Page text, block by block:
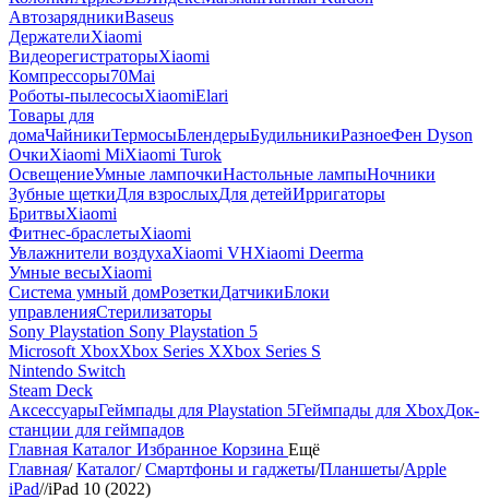
АвтозарядникиBaseus
ДержателиXiaomi
ВидеорегистраторыXiaomi
Компрессоры70Mai
Роботы-пылесосыXiaomiElari
Товары для
домаЧайникиТермосыБлендерыБудильникиРазноеФен Dyson
ОчкиXiaomi MiXiaomi Turok
ОсвещениеУмные лампочкиНастольные лампыНочники
Зубные щеткиДля взрослыхДля детейИрригаторы
БритвыXiaomi
Фитнес-браслетыXiaomi
Увлажнители воздухаXiaomi VHXiaomi Deerma
Умные весыXiaomi
Система умный домРозеткиДатчикиБлоки
управленияСтерилизаторы
Sony Playstation Sony Playstation 5
Microsoft XboxXbox Series XXbox Series S
Nintendo Switch
Steam Deck
АксессуарыГеймпады для Playstation 5Геймпады для XboxДок-
станции для геймпадов
Главная Каталог Избранное Корзина Ещё
Главная/ Каталог/ Смартфоны и гаджеты/Планшеты/Apple
iPad//iPad 10 (2022)